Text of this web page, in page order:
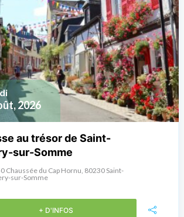
2026
au trésor de Saint-
sur-Somme
Chaussée du Cap Hornu, 80230 Saint-
sur-Somme
+ D'INFOS